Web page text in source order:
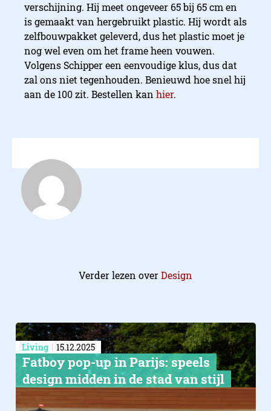
verschijning. Hij meet ongeveer 65 bij 65 cm en
is gemaakt van hergebruikt plastic. Hij wordt als
zelfbouwpakket geleverd, dus het plastic moet je
nog wel even om het frame heen vouwen.
Volgens Schipper een eenvoudige klus, dus dat
zal ons niet tegenhouden. Benieuwd hoe snel hij
aan de 100 zit. Bestellen kan hier.
Verder lezen overDesign
Living 15.12.2025
Fatboy pop-up in Parijs: speels
design midden in de stad van stijl